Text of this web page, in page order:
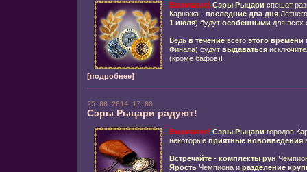
Внимание! Сэры Рыцари спешат
Карнажа - последние два дня
1 июля) будут особенными для всех
Ведь в течениевсего этого времени
Финала) будут выдаваться
(кроме бафов)!
[подробнее]
25.06.2014 17:00
Сэры Рыцари радуют!
Внимание! Сэры Рыцари городов
некоторые приятные нововведения
Встречайте- комплекты рун
ЯростьЧемпиона и разделение